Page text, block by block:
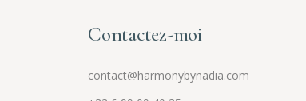
Contactez-moi
contact@harmonybynadia.com